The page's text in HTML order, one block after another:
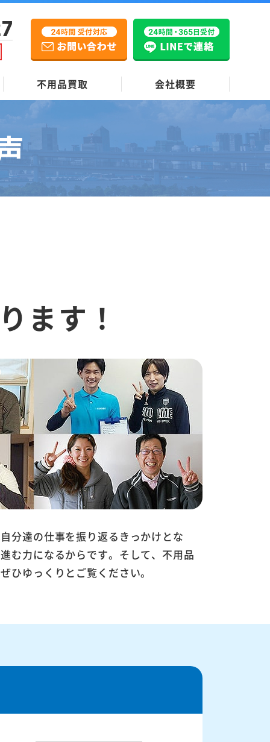
不用品買取 会社概要
ます！
分達の仕事を振り返るきっかけとな
む力になるからです。そして、不用品
ゆっくりとご覧ください。